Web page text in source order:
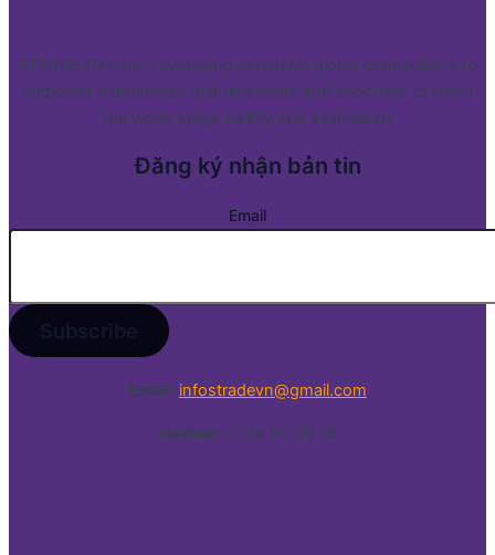
STRADEVN.com: Leveraging extensive global connections to
empower Vietnamese manufacturers and importers to reach
the world stage swiftly and seamlessly
Đăng ký nhận bản tin
Email
Email: infostradevn@gmail.com
Hotline: 0338 50 39 79